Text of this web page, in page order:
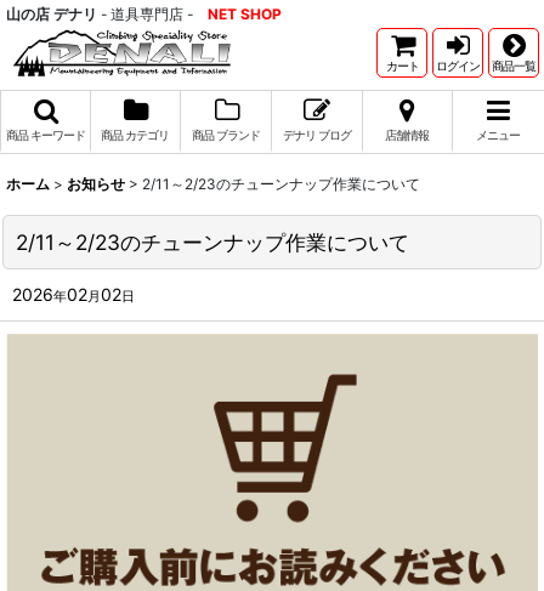
山の店 デナリ - 道具専門店 - NET SHOP
カート ログイン 商品一覧
商品 キーワード 商品 カテゴリ 商品 ブランド デナリ ブログ 店舗情報 メニュー
ホーム > お知らせ > 2/11～2/23のチューンナップ作業について
2/11～2/23のチューンナップ作業について
2026年02月02日